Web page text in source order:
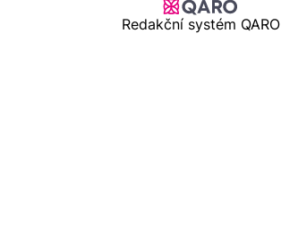
Redakční systém QARO